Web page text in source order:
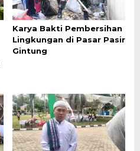
Karya Bakti Pembersihan
Lingkungan di Pasar Pasir
Gintung